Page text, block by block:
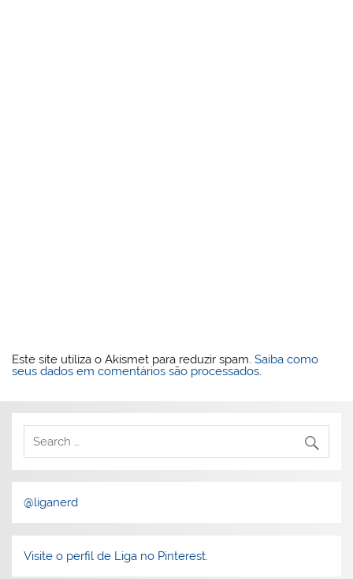
Este site utiliza o Akismet para reduzir spam.Saiba como
seus dados em comentários são processados.
@liganerd
Visite o perfil de Liga no Pinterest.